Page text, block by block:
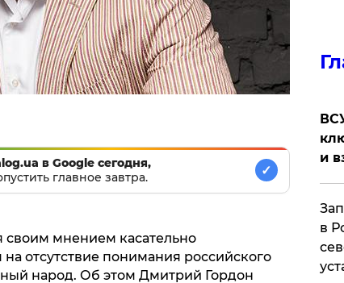
в Google сегодня,
главное завтра.
✓
своим мнением касательно
отсутствие понимания российского
народ. Об этом Дмитрий Гордон
и
в